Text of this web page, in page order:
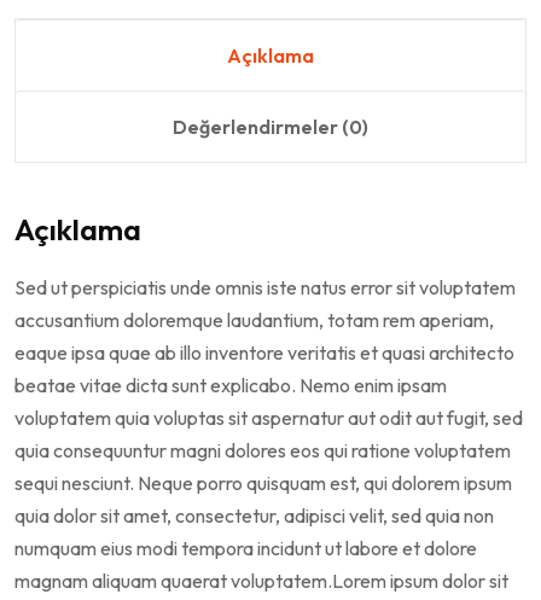
Açıklama
Değerlendirmeler (0)
Açıklama
Sed ut perspiciatis unde omnis iste natus error sit voluptatem
accusantium doloremque laudantium, totam rem aperiam,
eaque ipsa quae ab illo inventore veritatis et quasi architecto
beatae vitae dicta sunt explicabo. Nemo enim ipsam
voluptatem quia voluptas sit aspernatur aut odit aut fugit, sed
quia consequuntur magni dolores eos qui ratione voluptatem
sequi nesciunt. Neque porro quisquam est, qui dolorem ipsum
quia dolor sit amet, consectetur, adipisci velit, sed quia non
numquam eius modi tempora incidunt ut labore et dolore
magnam aliquam quaerat voluptatem.Lorem ipsum dolor sit